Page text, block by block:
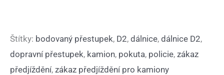
Štítky: bodovaný přestupek, D2, dálnice, dálnice D2,
dopravní přestupek, kamion, pokuta, policie, zákaz
předjíždění, zákaz předjíždění pro kamiony